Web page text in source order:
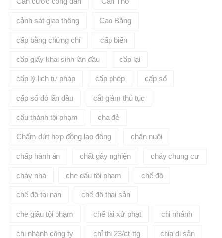
cảnh sát giao thông Cao Bằng
cấp bằng chứng chỉ cấp biển
cấp giấy khai sinh lần đầu cấp lại
cấp lý lịch tư pháp cấp phép cấp sổ
cấp sổ đỏ lần đầu cắt giảm thủ tục
cấu thành tội phạm cha đẻ
Chấm dứt hợp đồng lao động chăn nuôi
chấp hành án chất gây nghiện cháy chung cư
cháy nhà che dấu tội phạm chế độ
chế độ tai nạn chế độ thai sản
che giấu tội phạm chế tài xử phạt chi nhánh
chi nhánh công ty chỉ thị 23/ct-ttg chia di sản